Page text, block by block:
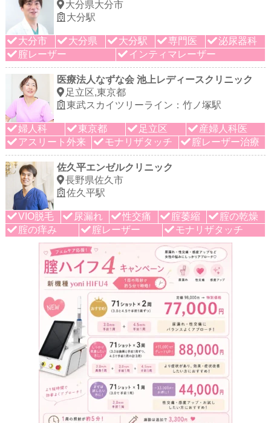
大分県大分市
大分駅
大分市 大分県 大分駅 専門医
泌尿器科
腟レーザー
インティマレーザー
医療法人なずな会 池上レディースクリニック
足立区,東京都
東武スカイツリーライン：竹ノ塚駅
婦人科 東京都 足立区
産婦人科医
アスリート外来
モナリザタッチ 腟レーザー治療
佐久平エンゼルクリニック
長野県佐久市
佐久平駅
VIO脱毛 尿漏れ 性交痛 腟萎縮
腟の乾燥
腟の痒み
腟レーザー モナリザタッチ